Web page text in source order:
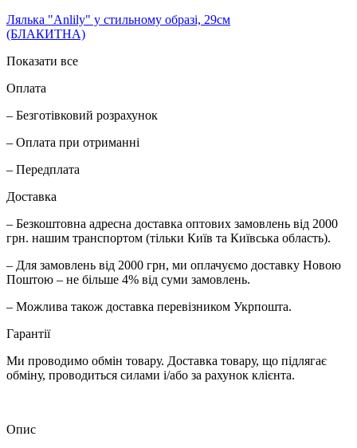
Лялька "Anlily" у стильному образі, 29см
(БЛАКИТНА)
Показати все
Оплата
– Безготівковий розрахунок
– Оплата при отриманні
– Передплата
Доставка
– Безкоштовна адресна доставка оптових замовлень від 2000
грн. нашим транспортом (тільки Київ та Київська область).
– Для замовлень від 2000 грн, ми оплачуємо доставку Новою
Поштою – не більше 4% від суми замовлень.
– Можлива також доставка перевізником Укрпошта.
Гарантії
Ми проводимо обмін товару. Доставка товару, що підлягає
обміну, проводиться силами і/або за рахунок клієнта.
Опис